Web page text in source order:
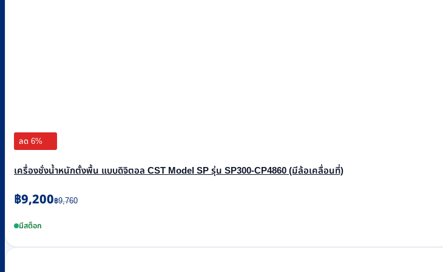
ลด 6%
เครื่องชั่งน้ำหนักตั้งพื้น แบบดิจิตอล CST Model SP รุ่น SP300-CP4860 (มีล้อเคลื่อนที่)
฿9,760
Original
was:
฿9,200
Current
is:มีสต็อก